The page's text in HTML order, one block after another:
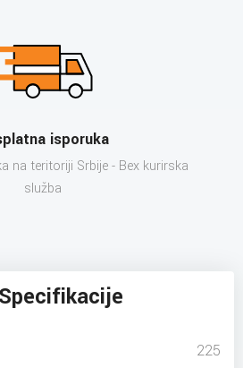
isporuka
na teritoriji Srbije - Bex kurirska
služba
Specifikacije
225